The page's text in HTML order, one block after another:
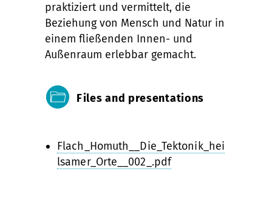
praktiziert und vermittelt, die
Beziehung von Mensch und Natur in
einem fließenden Innen- und
Außenraum erlebbar gemacht.
Files and presentations
Flach_Homuth__Die_Tektonik_hei
lsamer_Orte__002_.pdf